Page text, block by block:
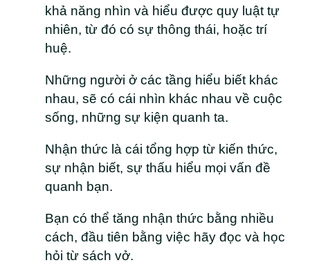
khả năng nhìn và hiểu được quy luật tự
nhiên, từ đó có sự thông thái, hoặc trí
huệ.
Những người ở các tầng hiểu biết khác
nhau, sẽ có cái nhìn khác nhau về cuộc
sống, những sự kiện quanh ta.
Nhận thức là cái tổng hợp từ kiến thức,
sự nhận biết, sự thấu hiểu mọi vấn đề
quanh bạn.
Bạn có thể tăng nhận thức bằng nhiều
cách, đầu tiên bằng việc hãy đọc và học
hỏi từ sách vở.